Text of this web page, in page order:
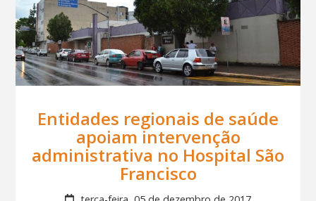
Entidades regionais de saúde
apoiam intervenção
administrativa no Hospital São
Francisco